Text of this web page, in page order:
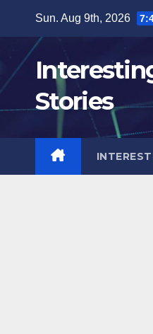
content
Sun. Aug 9th, 2026
Stories